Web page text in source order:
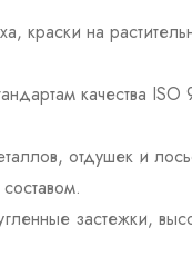
краски на
качества
отдушек и
застежки,